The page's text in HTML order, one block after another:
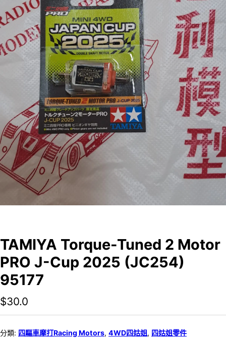
TAMIYA Torque-Tuned 2 Motor
PRO J-Cup 2025 (JC254)
95177
$30.0
分類: 四驅車摩打Racing Motors, 4WD四姑姐, 四姑姐零件